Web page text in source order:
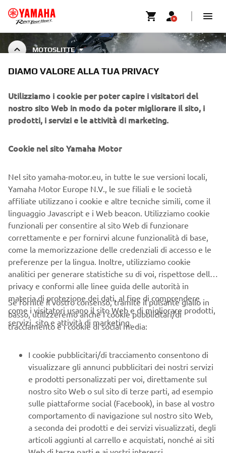
MOTOSLITTE
ACCESSORI PER MOTOSLITTE
PIÙ YAMAHA
SUPPORTO
NEWSLETTER
Conoscerai in anteprima le ultime offerte, gli eventi speciali, le
nuove uscite e molto altro
Leggi la nostra Informativa sulla privacy per sapere come
trattiamo i tuoi dati personali:Informativa sulla Privacy
Italy (Italian)
DIAMO VALORE ALLA TUA PRIVACY
Utilizziamo i cookie per poter capire i visitatori del
nostro sito Web in modo da poter migliorare il sito, i
prodotti, i servizi e le attività di marketing.
Cookie nel sito Yamaha Motor
Nel sito yamaha-motor.eu, in tutte le sue versioni locali,
Yamaha Motor Europe N.V., le sue filiali e le società
affiliate utilizzano i cookie e altre tecniche simili, come il
linguaggio Javascript e i Web beacon. Utilizziamo cookie
funzionali per consentire al sito Web di funzionare
correttamente e per fornirvi alcune funzionalità di base,
come la memorizzazione delle credenziali di accesso e le
preferenze per la lingua. Inoltre, utilizziamo cookie
analitici per generare statistiche su di voi, rispettose della
privacy e conformi alle linee guida delle autorità in
materia di protezione dei dati, al fine di comprendere
come i visitatori usano il sito Web e di migliorare prodotti,
servizi, sito e attività di marketing.
Se fornite il vostro consenso, tramite il pulsante giallo in
basso, utilizzeremo anche i cookie pubblicitari/di
tracciamento e i cookie di social media:
I cookie pubblicitari/di tracciamento consentono di
visualizzare gli annunci pubblicitari dei nostri servizi
e prodotti personalizzati per voi, direttamente sul
nostro sito Web o sul sito di terze parti, ad esempio
sulle piattaforme social (Facebook), in base al vostro
comportamento di navigazione sul nostro sito Web,
a seconda dei prodotti e dei servizi visualizzati, degli
articoli aggiunti al carrello e acquistati, nonché ai siti